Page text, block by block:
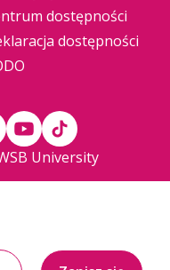
dostępności
dostępności
University